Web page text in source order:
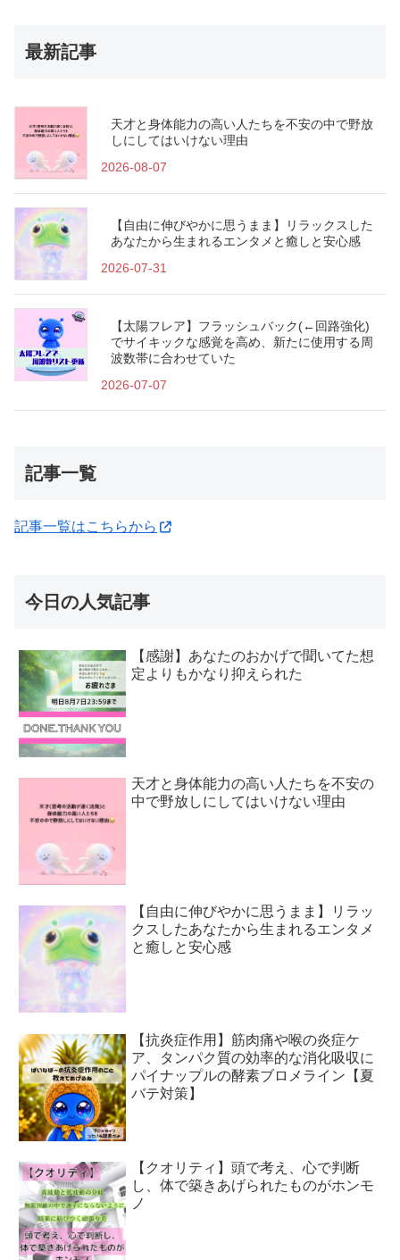
最新記事
天才と身体能力の高い人たちを不安の中で野放
しにしてはいけない理由
2026-08-07
【自由に伸びやかに思うまま】リラックスした
あなたから生まれるエンタメと癒しと安心感
2026-07-31
【太陽フレア】フラッシュバック(←回路強化)
でサイキックな感覚を高め、新たに使用する周
波数帯に合わせていた
2026-07-07
記事一覧
記事一覧はこちらから
今日の人気記事
【感謝】あなたのおかげで聞いてた想
定よりもかなり抑えられた
天才と身体能力の高い人たちを不安の
中で野放しにしてはいけない理由
【自由に伸びやかに思うまま】リラッ
クスしたあなたから生まれるエンタメ
と癒しと安心感
【抗炎症作用】筋肉痛や喉の炎症ケ
ア、タンパク質の効率的な消化吸収に
パイナップルの酵素ブロメライン【夏
バテ対策】
【クオリティ】頭で考え、心で判断
し、体で築きあげられたものがホンモ
ノ